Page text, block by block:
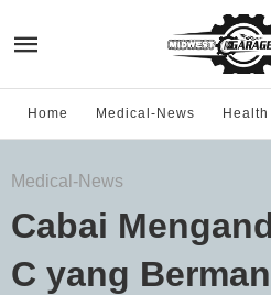
Home Medical-News
Medical-News
Cabai
C yang